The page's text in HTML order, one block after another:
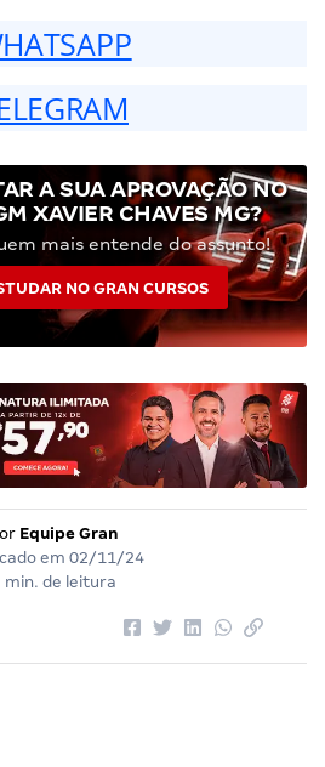
A SUA APROVAÇÃO NO
XAVIER CHAVES MG?
mais entende do assunto!
NO GRAN CURSOS
Equipe Gran
em 02/11/24
min. de leitura